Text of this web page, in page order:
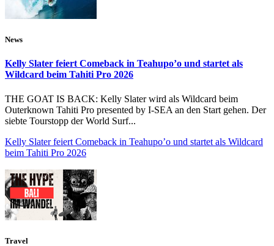
News
Kelly Slater feiert Comeback in Teahupo’o und startet als
Wildcard beim Tahiti Pro 2026
THE GOAT IS BACK: Kelly Slater wird als Wildcard beim
Outerknown Tahiti Pro presented by I-SEA an den Start gehen. Der
siebte Tourstopp der World Surf...
Kelly Slater feiert Comeback in Teahupo’o und startet als Wildcard
beim Tahiti Pro 2026
Travel